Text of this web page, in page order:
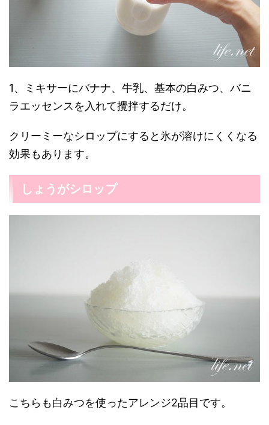
1、ミキサーにバナナ、牛乳、基本の白みつ、バニ
ラエッセンスを入れて攪拌するだけ。
クリーミーなシロップにすると氷が溶けにくくなる
効果もあります。
しょうがシロップ
こちらも白みつを使ったアレンジ2品目です。